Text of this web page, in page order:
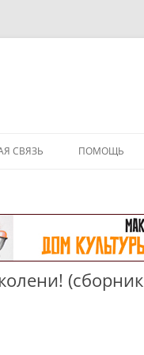
СВЯЗЬ ПОМОЩЬ
(сборник